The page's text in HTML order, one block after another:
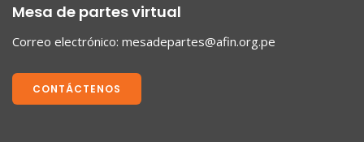
Mesa de partes virtual
Correo electrónico: mesadepartes@afin.org.pe
CONTÁCTENOS